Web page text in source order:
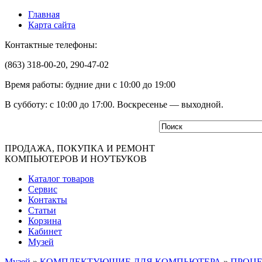
Главная
Карта сайта
Контактные телефоны:
(863) 318-00-20, 290-47-02
Время работы: будние дни с 10:00 до 19:00
В субботу: с 10:00 до 17:00. Воскресенье — выходной.
ПРОДАЖА, ПОКУПКА И РЕМОНТ
КОМПЬЮТЕРОВ И НОУТБУКОВ
Каталог товаров
Сервис
Контакты
Статьи
Корзина
Кабинет
Музей